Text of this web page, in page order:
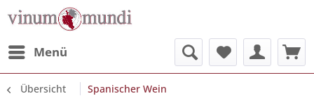
Menü
Übersicht Spanischer Wein